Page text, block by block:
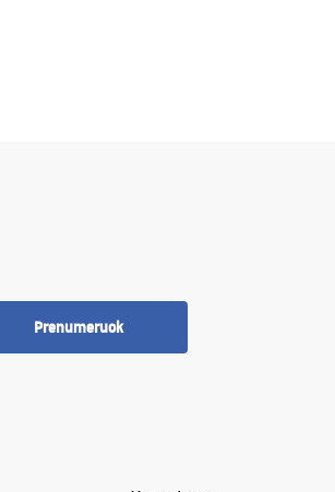
Prenumeruok